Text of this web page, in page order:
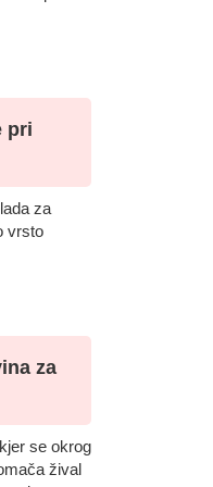
pri
za
vrsto
za
se okrog
žival